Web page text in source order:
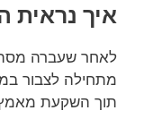
איך נראית
לאחר שעברה
מתחילה לצבור
תוך השקעת